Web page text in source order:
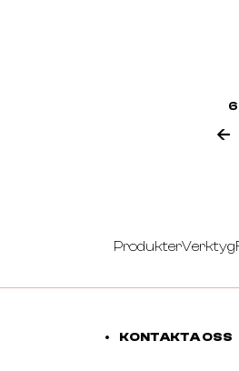
ProdukterVerktyg
KONTAKTA OSS